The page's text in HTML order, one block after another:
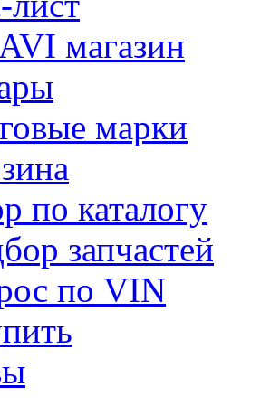
магазин
марки
по каталогу
запчастей
по VIN